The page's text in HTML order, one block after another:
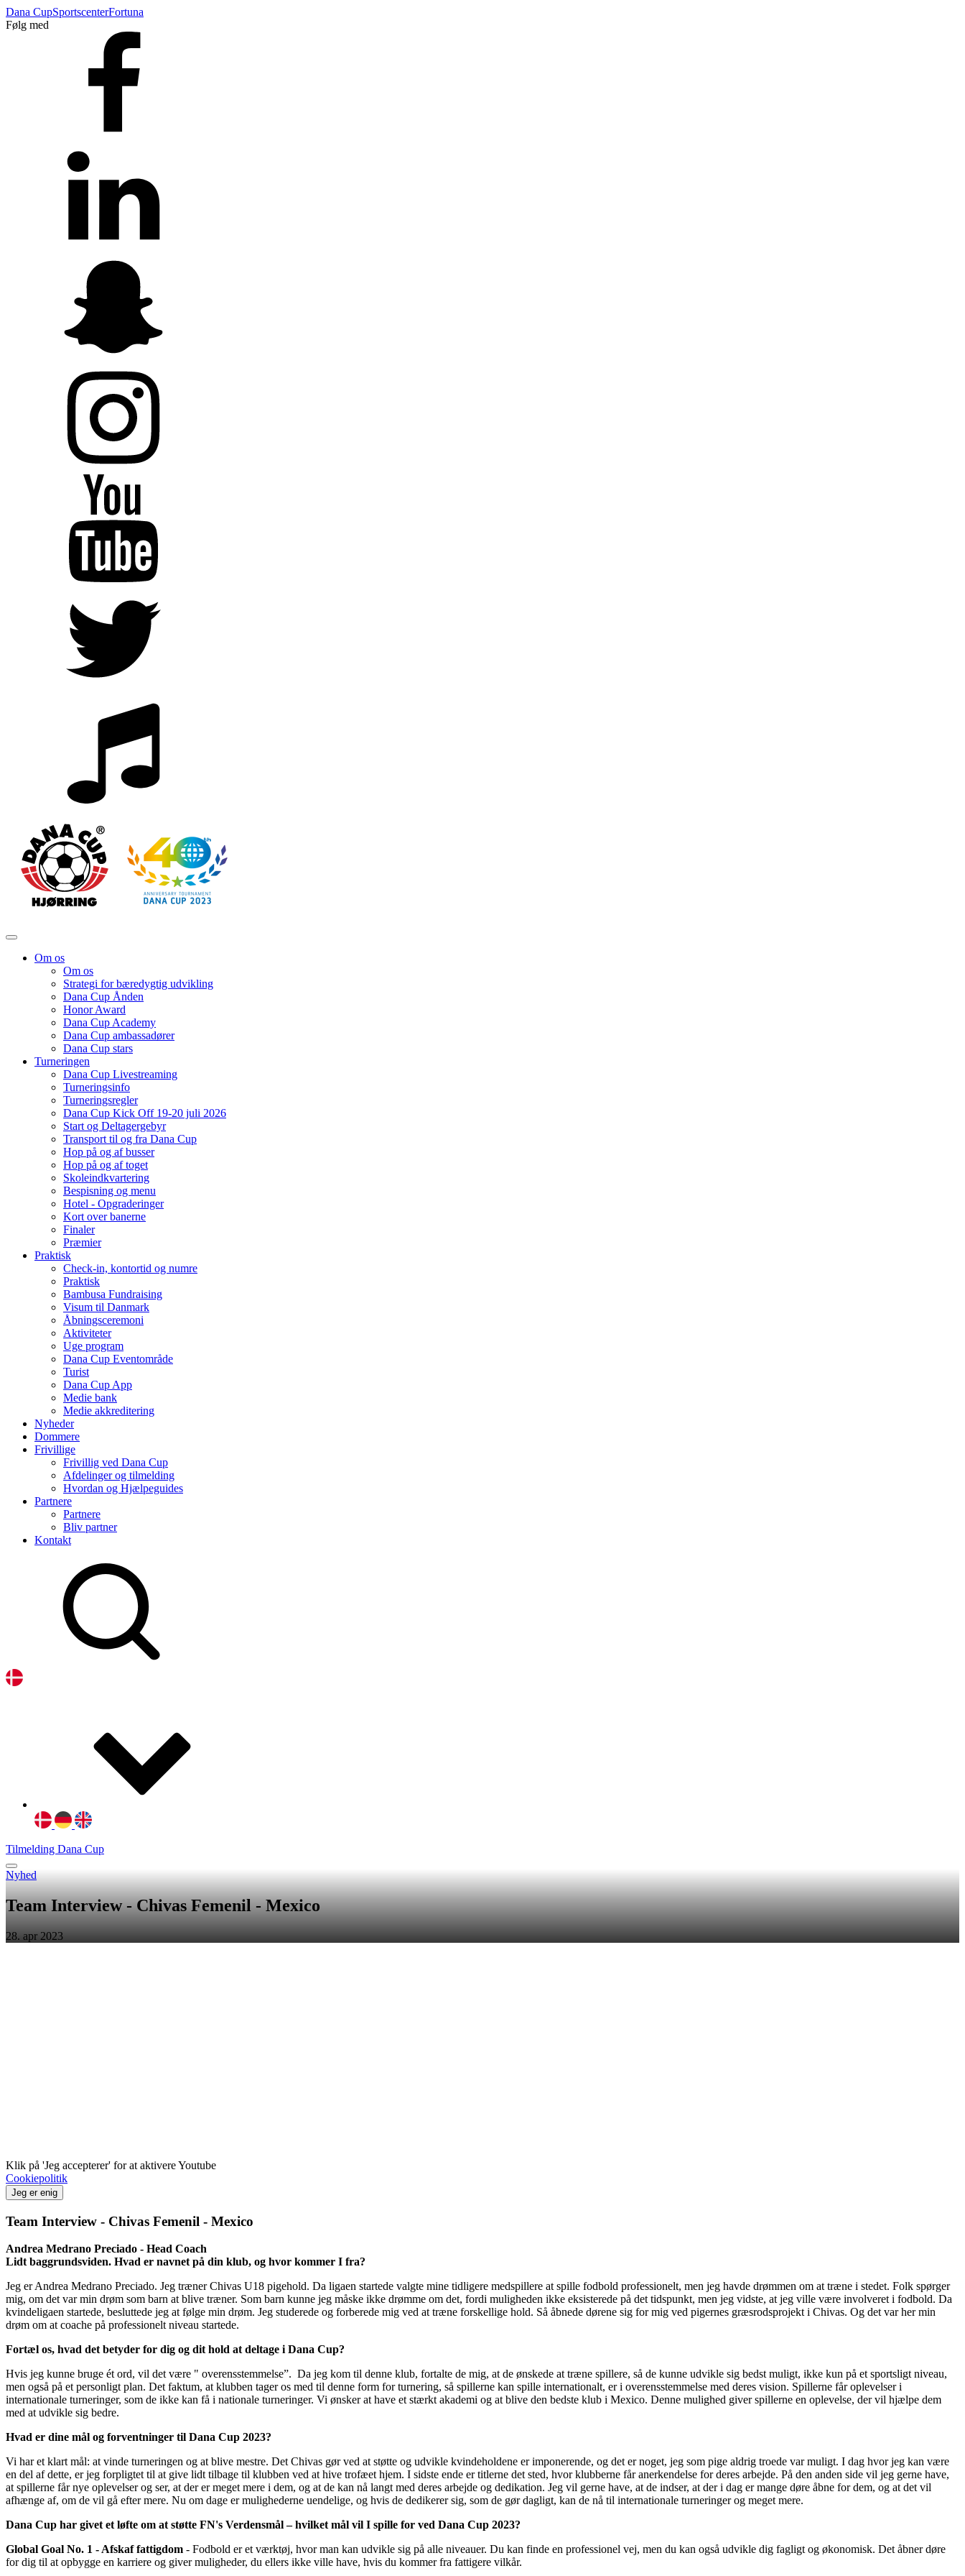
Dana CupSportscenterFortuna
Følg med
Om os
Om os
Strategi for bæredygtig udvikling
Dana Cup Ånden
Honor Award
Dana Cup Academy
Dana Cup ambassadører
Dana Cup stars
Turneringen
Dana Cup Livestreaming
Turneringsinfo
Turneringsregler
Dana Cup Kick Off 19-20 juli 2026
Start og Deltagergebyr
Transport til og fra Dana Cup
Hop på og af busser
Hop på og af toget
Skoleindkvartering
Bespisning og menu
Hotel - Opgraderinger
Kort over banerne
Finaler
Præmier
Praktisk
Check-in, kontortid og numre
Praktisk
Bambusa Fundraising
Visum til Danmark
Åbningsceremoni
Aktiviteter
Uge program
Dana Cup Eventområde
Turist
Dana Cup App
Medie bank
Medie akkreditering
Nyheder
Dommere
Frivillige
Frivillig ved Dana Cup
Afdelinger og tilmelding
Hvordan og Hjælpeguides
Partnere
Partnere
Bliv partner
Kontakt
Tilmelding Dana Cup
Nyhed
Team Interview - Chivas Femenil - Mexico
28. apr 2023
Klik på 'Jeg accepterer' for at aktivere Youtube
Cookiepolitik
Jeg er enig
Team Interview - Chivas Femenil - Mexico
Andrea Medrano Preciado - Head Coach
Lidt baggrundsviden. Hvad er navnet på din klub, og hvor kommer I fra?
Jeg er Andrea Medrano Preciado. Jeg træner Chivas U18 pigehold. Da ligaen startede valgte mine tidligere medspillere at spille fodbold professionelt, men jeg havde drømmen om at træne i stedet. Folk spørger
mig, om det var min drøm som barn at blive træner. Som barn kunne jeg måske ikke drømme om det, fordi muligheden ikke eksisterede på det tidspunkt, men jeg vidste, at jeg ville være involveret i fodbold. Da
kvindeligaen startede, besluttede jeg at følge min drøm. Jeg studerede og forberede mig ved at træne forskellige hold. Så åbnede dørene sig for mig ved pigernes græsrodsprojekt i Chivas. Og det var her min
drøm om at coache på professionelt niveau startede.
Fortæl os, hvad det betyder for dig og dit hold at deltage i Dana Cup?
Hvis jeg kunne bruge ét ord, vil det være " overensstemmelse”. Da jeg kom til denne klub, fortalte de mig, at de ønskede at træne spillere, så de kunne udvikle sig bedst muligt, ikke kun på et sportsligt niveau,
men også på et personligt plan. Det faktum, at klubben tager os med til denne form for turnering, så spillerne kan spille internationalt, er i overensstemmelse med deres vision. Spillerne får oplevelser i
internationale turneringer, som de ikke kan få i nationale turneringer. Vi ønsker at have et stærkt akademi og at blive den bedste klub i Mexico. Denne mulighed giver spillerne en oplevelse, der vil hjælpe dem
med at udvikle sig bedre.
Hvad er dine mål og forventninger til Dana Cup 2023?
Vi har et klart mål: at vinde turneringen og at blive mestre. Det Chivas gør ved at støtte og udvikle kvindeholdene er imponerende, og det er noget, jeg som pige aldrig troede var muligt. I dag hvor jeg kan være
en del af dette, er jeg forpligtet til at give lidt tilbage til klubben ved at hive trofæet hjem. I sidste ende er titlerne det sted, hvor klubberne får anerkendelse for deres arbejde. På den anden side vil jeg gerne have,
at spillerne får nye oplevelser og ser, at der er meget mere i dem, og at de kan nå langt med deres arbejde og dedikation. Jeg vil gerne have, at de indser, at der i dag er mange døre åbne for dem, og at det vil
afhænge af, om de vil gå efter mere. Nu om dage er mulighederne uendelige, og hvis de dedikerer sig, som de gør dagligt, kan de nå til internationale turneringer og meget mere.
Dana Cup har givet et løfte om at støtte FN's Verdensmål – hvilket mål vil I spille for ved Dana Cup 2023?
Global Goal No. 1 - Afskaf fattigdom - Fodbold er et værktøj, hvor man kan udvikle sig på alle niveauer. Du kan finde en professionel vej, men du kan også udvikle dig fagligt og økonomisk. Det åbner døre
for dig til at opbygge en karriere og giver muligheder, du ellers ikke ville have, hvis du kommer fra fattigere vilkår.